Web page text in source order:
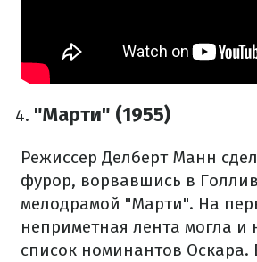
"Марти" (1955)
Режиссер Делберт Манн
фурор, ворвавшись в
мелодрамой "Марти". На
неприметная лента могла и
список номинантов Оскара.